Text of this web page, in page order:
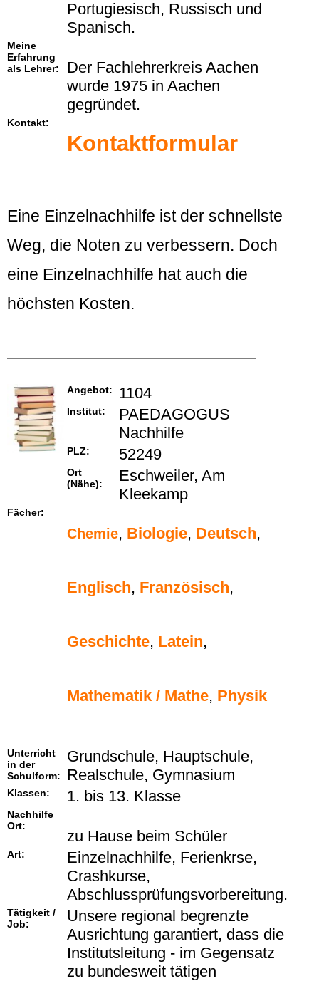
Portugiesisch, Russisch und
Spanisch.
Meine
Erfahrung
als Lehrer:
Der Fachlehrerkreis Aachen
wurde 1975 in Aachen
gegründet.
Kontakt:
Kontaktformular
Eine Einzelnachhilfe ist der schnellste
Weg, die Noten zu verbessern. Doch
eine Einzelnachhilfe hat auch die
höchsten Kosten.
Angebot: 1104
Institut:
PAEDAGOGUS
Nachhilfe
PLZ: 52249
Ort
(Nähe):
Eschweiler, Am
Kleekamp
Fächer:
Chemie, Biologie, Deutsch,
Englisch, Französisch,
Geschichte, Latein,
Mathematik / Mathe, Physik
Unterricht
in der
Schulform:
Grundschule, Hauptschule,
Realschule, Gymnasium
Klassen: 1. bis 13. Klasse
Nachhilfe
Ort:
zu Hause beim Schüler
Art:
Einzelnachhilfe, Ferienkrse,
Crashkurse,
Abschlussprüfungsvorbereitung.
Tätigkeit /
Job:
Unsere regional begrenzte
Ausrichtung garantiert, dass die
Institutsleitung - im Gegensatz
zu bundesweit tätigen